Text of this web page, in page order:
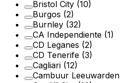
Bristol City (10)
Burgos (2)
Burnley (32)
CA Independiente (1)
CD Leganes (2)
CD Tenerife (3)
Cagliari (12)
Cambuur Leeuwarden